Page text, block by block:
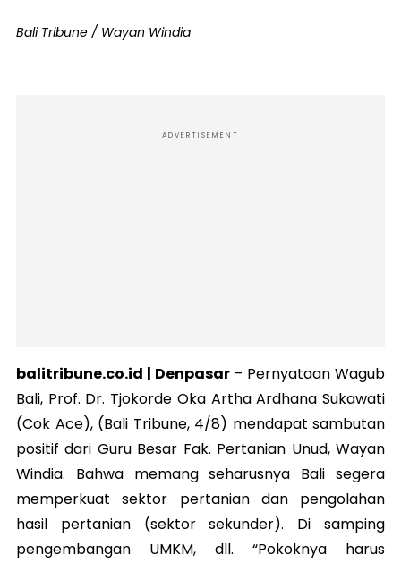
Bali Tribune / Wayan Windia
ADVERTISEMENT
balitribune.co.id | Denpasar– Pernyataan Wagub
Bali, Prof. Dr. Tjokorde Oka Artha Ardhana Sukawati
(Cok Ace), (Bali Tribune, 4/8) mendapat sambutan
positif dari Guru Besar Fak. Pertanian Unud, Wayan
Windia. Bahwa memang seharusnya Bali segera
memperkuat sektor pertanian dan pengolahan
hasil pertanian (sektor sekunder). Di samping
pengembangan UMKM, dll. “Pokoknya harus